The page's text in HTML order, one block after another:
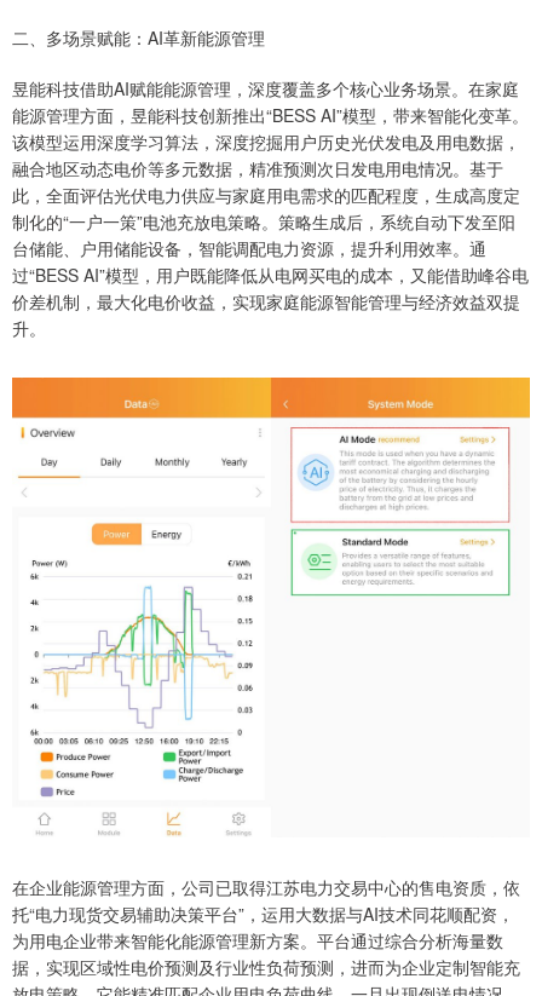
二、多场景赋能：AI革新能源管理
昱能科技借助AI赋能能源管理，深度覆盖多个核心业务场景。在家庭
能源管理方面，昱能科技创新推出“BESS AI”模型，带来智能化变革。
该模型运用深度学习算法，深度挖掘用户历史光伏发电及用电数据，
融合地区动态电价等多元数据，精准预测次日发电用电情况。基于
此，全面评估光伏电力供应与家庭用电需求的匹配程度，生成高度定
制化的“一户一策”电池充放电策略。策略生成后，系统自动下发至阳
台储能、户用储能设备，智能调配电力资源，提升利用效率。通
过“BESS AI”模型，用户既能降低从电网买电的成本，又能借助峰谷电
价差机制，最大化电价收益，实现家庭能源智能管理与经济效益双提
升。
在企业能源管理方面，公司已取得江苏电力交易中心的售电资质，依
托“电力现货交易辅助决策平台”，运用大数据与AI技术同花顺配资，
为用电企业带来智能化能源管理新方案。平台通过综合分析海量数
据，实现区域性电价预测及行业性负荷预测，进而为企业定制智能充